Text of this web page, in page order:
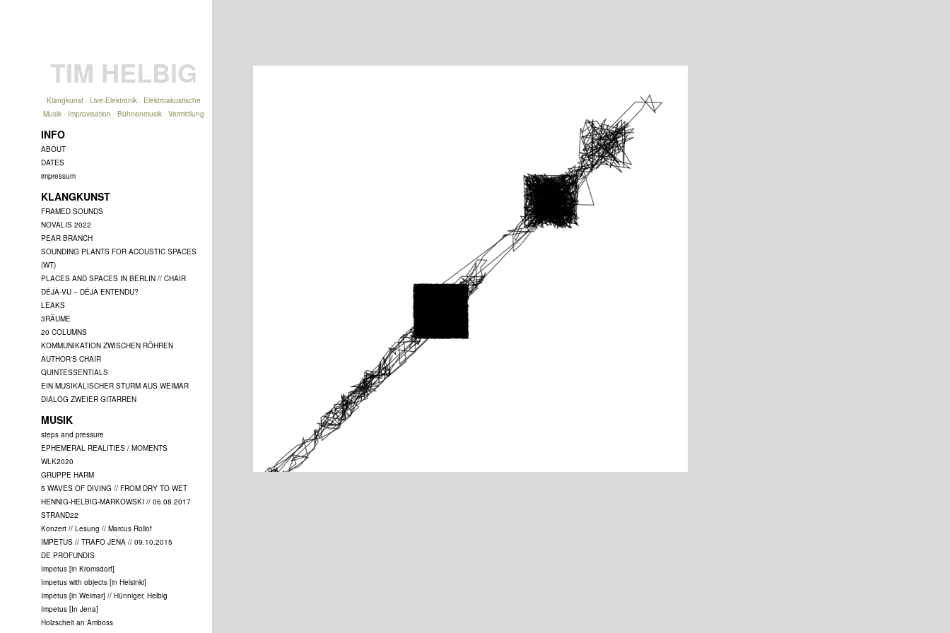
TIM HELBIG
Klangkunst · Live-Elektronik · Elektroakustische
Musik · Improvisation · Bühnenmusik · Vermittlung
INFO
ABOUT
DATES
impressum
KLANGKUNST
FRAMED SOUNDS
NOVALIS 2022
PEAR BRANCH
SOUNDING PLANTS FOR ACOUSTIC SPACES
(WT)
PLACES AND SPACES IN BERLIN // CHAIR
DÉJÀ-VU – DÉJÀ ENTENDU?
LEAKS
3RÄUME
20 COLUMNS
KOMMUNIKATION ZWISCHEN RÖHREN
AUTHOR'S CHAIR
QUINTESSENTIALS
EIN MUSIKALISCHER STURM AUS WEIMAR
DIALOG ZWEIER GITARREN
MUSIK
steps and pressure
EPHEMERAL REALITIES / MOMENTS
WLK2020
GRUPPE HARM
5 WAVES OF DIVING // FROM DRY TO WET
HENNIG-HELBIG-MARKOWSKI // 06.08.2017
STRAND22
Konzert // Lesung // Marcus Rollof
IMPETUS // TRAFO JENA // 09.10.2015
DE PROFUNDIS
Impetus [in Kromsdorf]
Impetus with objects [in Helsinki]
Impetus [in Weimar] // Hünniger, Helbig
Impetus [In Jena]
Holzscheit an Amboss